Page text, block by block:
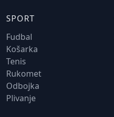
SPORT
Fudbal
Košarka
Tenis
Rukomet
Odbojka
Plivanje